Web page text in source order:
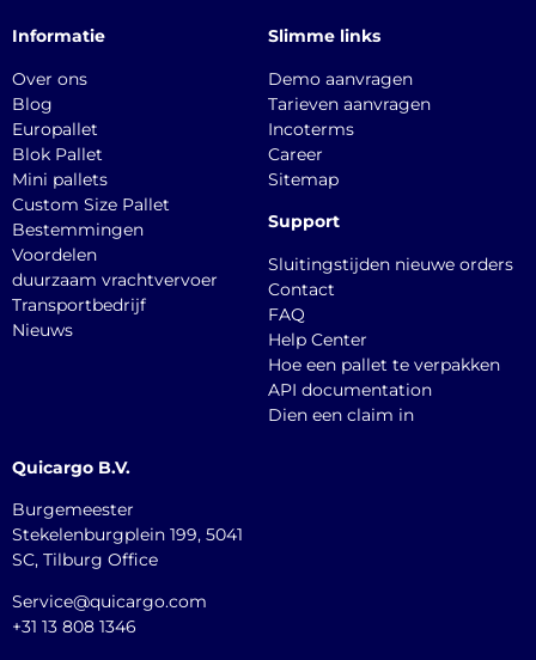
Informatie
Over ons
Blog
Europallet
Blok Pallet
Mini pallets
Custom Size Pallet
Bestemmingen
Voordelen
duurzaam vrachtvervoer
Transportbedrijf
Nieuws
Slimme links
Demo aanvragen
Tarieven aanvragen
Incoterms
Career
Sitemap
Support
Sluitingstijden nieuwe orders
Contact
FAQ
Help Center
Hoe een pallet te verpakken
API documentation
Dien een claim in
Quicargo B.V.
Burgemeester
Stekelenburgplein 199, 5041
SC, Tilburg Office
Service@quicargo.com
+31 13 808 1346